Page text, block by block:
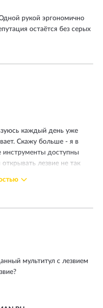
рукой эргономично
остаётся без серых
каждый день уже
Скажу больше - я в
инструменты доступны
лезвие не так
мультитул
мультитул с лезвием